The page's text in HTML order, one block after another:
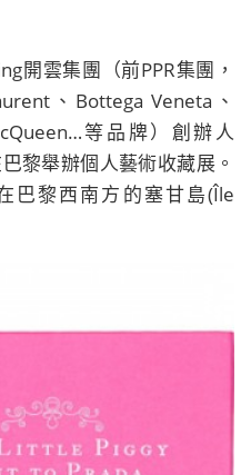
開雲集團（前PPR集團，
、Bottega Veneta、
等品牌）創辦人
黎舉辦個人藝術收藏展。
巴黎西南方的塞甘島(Île
收藏，他連續兩年被Art
Hirst、中國旅法藝術